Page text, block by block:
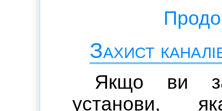
Захист
Якщо ви
установи,